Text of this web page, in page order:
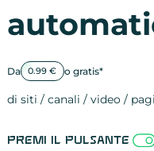
Da 0.99 € o gratis*
di siti / canali / video /
Premi il pulsante